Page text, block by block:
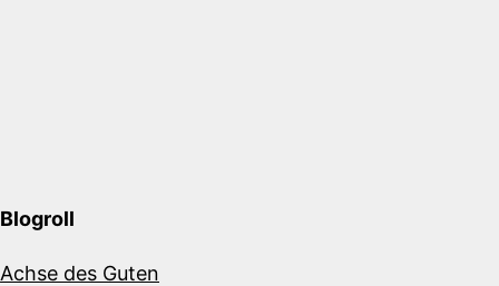
Blogroll
Achse des Guten